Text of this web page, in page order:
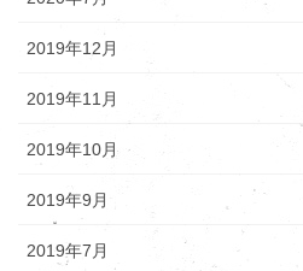
2019年12月
2019年11月
2019年10月
2019年9月
2019年7月